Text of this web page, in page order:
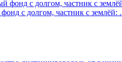
с долгом, частник с землёй: